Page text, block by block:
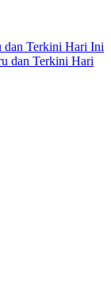
dan Terkini Hari Ini
dan Terkini Hari